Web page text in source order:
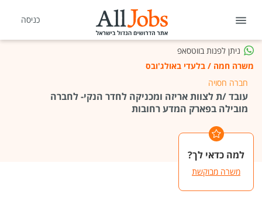
כניסה
ניתן לפנות בווטסאפ
משרה חמה / בלעדי באולג'ובס
חברה חסויה
עובד /ת לצוות אריזה ומכניקה לחדר הנקי- לחברה
מובילה בפארק המדע רחובות
למה כדאי לך?
משרה מבוקשת